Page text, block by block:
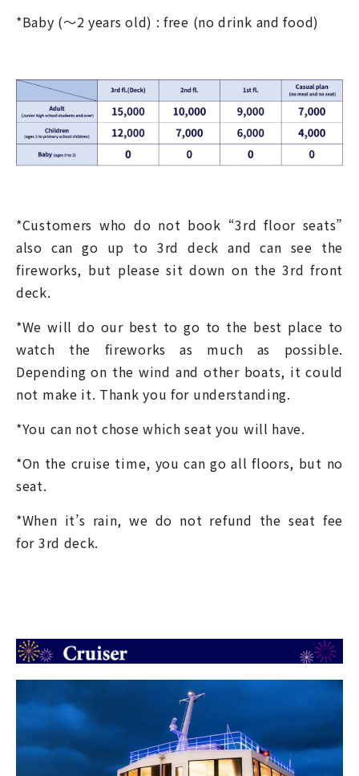
*Baby (～2 years old) : free (no drink and food)
*Customers who do not book “3rd floor seats”
also can go up to 3rd deck and can see the
fireworks, but please sit down on the 3rd front
deck.
*We will do our best to go to the best place to
watch the fireworks as much as possible.
Depending on the wind and other boats, it could
not make it. Thank you for understanding.
*You can not chose which seat you will have.
*On the cruise time, you can go all floors, but no
seat.
*When it’s rain, we do not refund the seat fee
for 3rd deck.